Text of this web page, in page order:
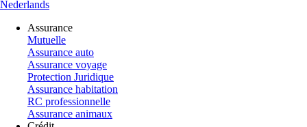
Nederlands
Assurance
Mutuelle
Assurance auto
Assurance voyage
Protection Juridique
Assurance habitation
RC professionnelle
Assurance animaux